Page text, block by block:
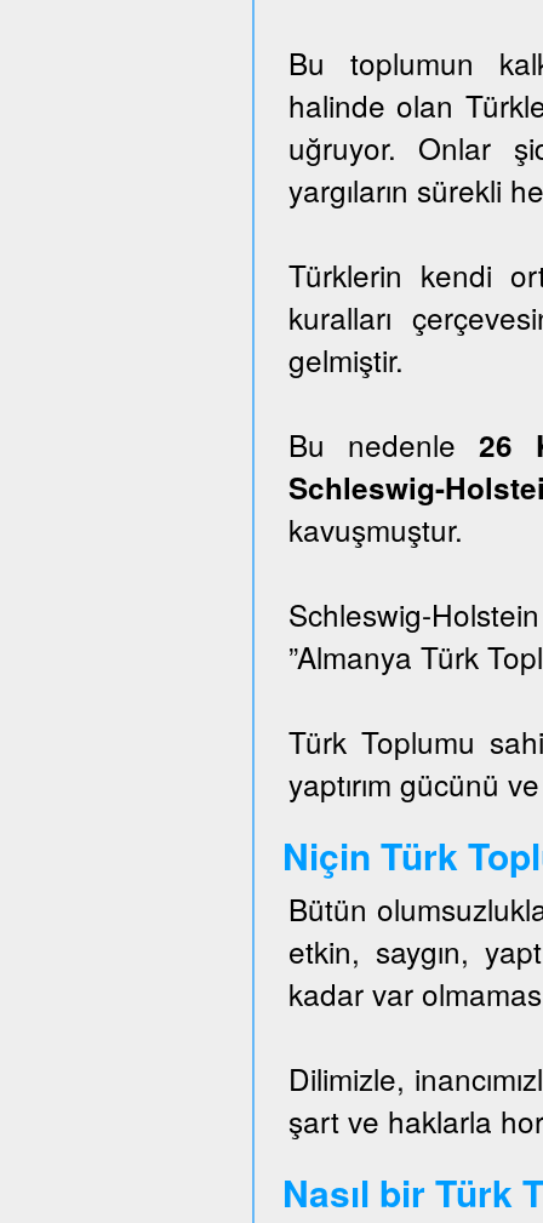
Bu toplumun
halinde olan
uğruyor. Onlar
yargıların sürekli
Türklerin kendi
kuralları
gelmiştir.
Bu nedenle26
Schleswig-
kavuşmuştur.
Schleswig-
”Almanya Türk
Türk Toplumu
yaptırım gücünü
Niçin Türk
Bütün
etkin, saygın,
kadar var
Dilimizle,
şart ve haklarla
Nasıl bir Türk